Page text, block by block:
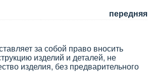
передняя
за собой право вносить
изделий и деталей, не
изделия, без предварительного